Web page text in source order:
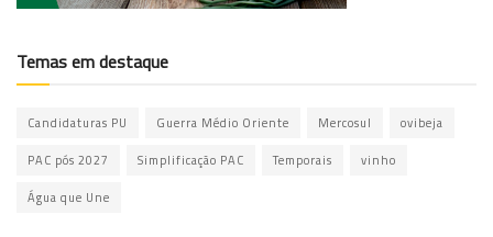
Temas em destaque
Candidaturas PU Guerra Médio Oriente Mercosul ovibeja
PAC pós 2027 Simplificação PAC Temporais vinho
Água que Une